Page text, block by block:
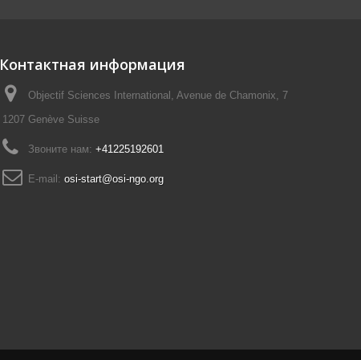
Контактная информация
Objectif Sciences International, Avenue de Chamonix, 7
1207 Genève Suisse
Звоните нам: +41225192601
E-mail: osi-start@osi-ngo.org